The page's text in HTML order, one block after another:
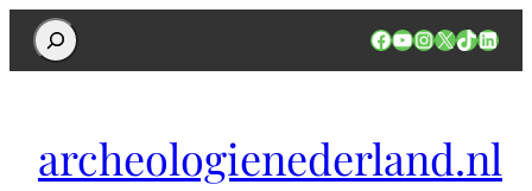
Search Facebook
YouTube
Instagram
X TikTok
archeologienederland.nl